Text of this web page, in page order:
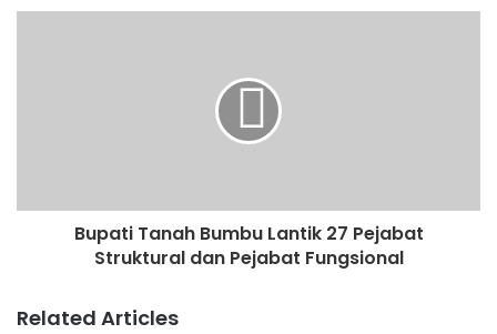
Bupati Tanah Bumbu Lantik 27 Pejabat
Struktural dan Pejabat Fungsional
Related Articles